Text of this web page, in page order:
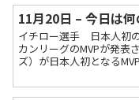
11月20日 – 今日は何
イチロー選手 日本人初
カンリーグのMVPが発表
ズ）が日本人初となる